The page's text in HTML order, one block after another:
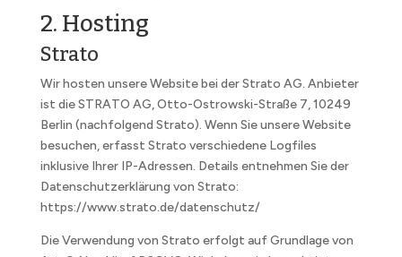
2. Hosting
Strato
Wir hosten unsere Website bei der Strato AG. Anbieter
ist dieSTRATO AG,Otto-Ostrowski-Straße 7,10249
Berlin (nachfolgend Strato). Wenn Sie unsere Website
besuchen, erfasst Strato verschiedene Logfiles
inklusive Ihrer IP-Adressen. Details entnehmen Sie der
Datenschutzerklärung von Strato:
https://www.strato.de/datenschutz/
Die Verwendung von Strato erfolgt auf Grundlage von